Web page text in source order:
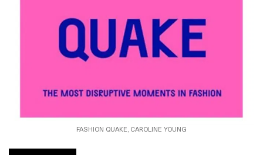
FASHION QUAKE, CAROLINE YOUNG